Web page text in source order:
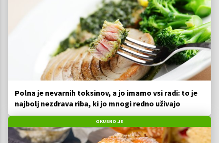
Polna je nevarnih toksinov, a jo imamo vsi radi: to je
najbolj nezdrava riba, ki jo mnogi redno uživajo
OKUSNO.JE